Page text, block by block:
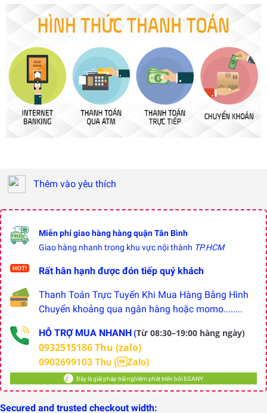
Thêm vào yêu thích
Miễn phí giao hàng hàng quận Tân Bình
Giao hàng nhanh trong khu vực nội thành TP.HCM
Rất hân hạnh được đón tiếp quý khách
Thanh Toán Trực Tuyến Khi Mua Hàng Bằng Hình
Chuyển khoảng qua ngân hàng hoặc momo........
HỖ TRỢ MUA NHANH(Từ 08:30–19:00 hàng ngày)
0932515186 Thu (zalo)
0902699103 Thu (Zalo)
Đây là giải pháp trải nghiệm phát triển bởi EGANY
Secured and trusted checkout width: